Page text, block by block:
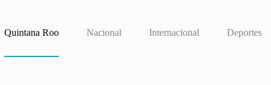
Quintana Roo Nacional Internacional Deportes